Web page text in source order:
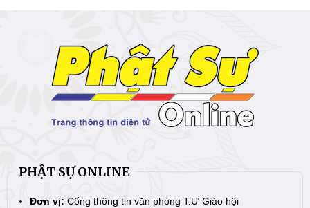
PHẬT SỰ ONLINE
Đơn vị: Cổng thông tin văn phòng T.Ư Giáo hội